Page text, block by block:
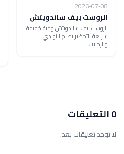
2026-07-08
الروست بيف ساندويتش
الروست بيف ساندويتش وجبة خفيفة
سريعة التحضير تصلح للنوادي
والرحلات.
0 التعليقات
لا توجد تعليقات بعد.